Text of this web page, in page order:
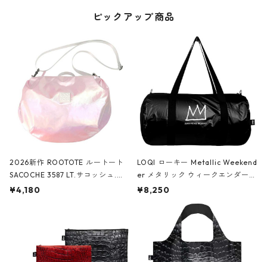
ピックアップ商品
2026新作 ROOTOTE ルートート
SACOCHE 3587 LT.サコッシュ.ル
ミエ-B ショルダーバッグ グロスピ
¥4,180
LOQI ローキー Metallic Weekend
er メタリック ウィークエンダー
ボストンバッグ ショルダーバッグ
Black ジャン=ミッシェル・バスキ
ア/クラウン ブラック
¥8,250